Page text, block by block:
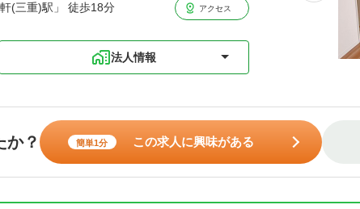
(三重)駅」 徒歩18分 アクセス
法人情報
か？ 簡単1分 この求人に興味がある